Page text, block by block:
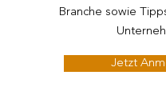
Branche sowie
Jetzt